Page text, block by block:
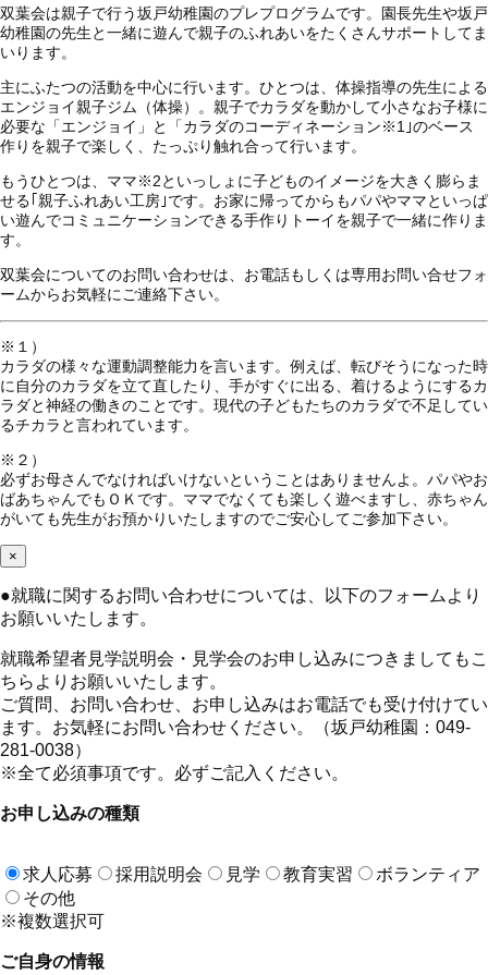
双葉会は親子で行う坂戸幼稚園のプレプログラムです。園長先生や坂戸
幼稚園の先生と一緒に遊んで親子のふれあいをたくさんサポートしてま
いります。
主にふたつの活動を中心に行います。ひとつは、体操指導の先生による
エンジョイ親子ジム（体操）。親子でカラダを動かして小さなお子様に
必要な「エンジョイ」と「カラダのコーディネーション※1 ｣のベース
作りを親子で楽しく、たっぷり触れ合って行います。
もうひとつは、ママ※2といっしょに子どものイメージを大きく膨らま
せる｢親子ふれあい工房｣です。お家に帰ってからもパパやママといっぱ
い遊んでコミュニケーションできる手作りトーイを親子で一緒に作りま
す。
双葉会についてのお問い合わせは、お電話もしくは専用お問い合せフォ
ームからお気軽にご連絡下さい。
※１）
カラダの様々な運動調整能力を言います。例えば、転びそうになった時
に自分のカラダを立て直したり、手がすぐに出る、着けるようにするカ
ラダと神経の働きのことです。現代の子どもたちのカラダで不足してい
るチカラと言われています。
※２）
必ずお母さんでなければいけないということはありませんよ。パパやお
ばあちゃんでもＯＫです。ママでなくても楽しく遊べますし、赤ちゃん
がいても先生がお預かりいたしますのでご安心してご参加下さい。
×
●就職に関するお問い合わせについては、以下のフォームより
お願いいたします。
就職希望者見学説明会・見学会のお申し込みにつきましてもこ
ちらよりお願いいたします。
ご質問、お問い合わせ、お申し込みはお電話でも受け付けてい
ます。お気軽にお問い合わせください。（坂戸幼稚園：049-
281-0038）
※全て必須事項です。必ずご記入ください。
お申し込みの種類
求人応募 採用説明会 見学 教育実習
ボランティア
その他
※複数選択可
ご自身の情報